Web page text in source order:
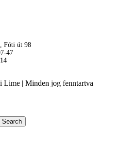
Fóti út 98
47
| Minden jog fenntartva
Search